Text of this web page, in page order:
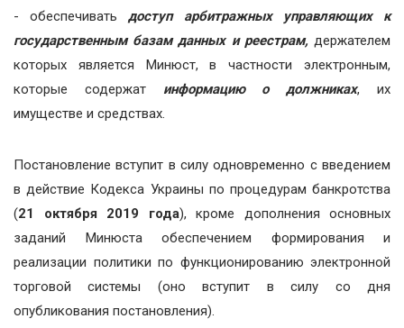
- обеспечиватьдоступ арбитражных управляющих к
государственным базам данных и реестрам,держателем
которых является Минюст, в частности электронным,
которые содержат информацию о должниках, их
имуществе и средствах.
Постановление вступит в силу одновременно с введением
в действие Кодекса Украины по процедурам банкротства
(21 октября 2019 года), кроме дополнения основных
заданий Минюста обеспечением формирования и
реализации политики по функционированию электронной
торговой системы (оно вступит в силу со дня
опубликования постановления).